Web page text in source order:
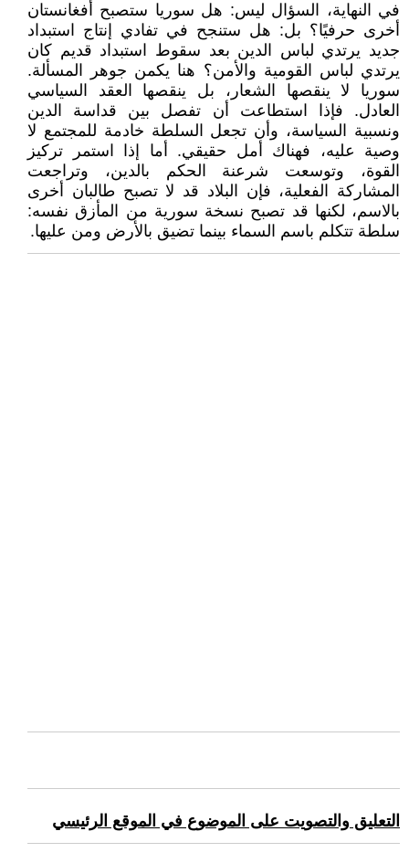
في النهاية، السؤال ليس: هل سوريا ستصبح أفغانستان
أخرى حرفيًا؟ بل: هل ستنجح في تفادي إنتاج استبداد
جديد يرتدي لباس الدين بعد سقوط استبداد قديم كان
يرتدي لباس القومية والأمن؟ هنا يكمن جوهر المسألة.
سوريا لا ينقصها الشعار، بل ينقصها العقد السياسي
العادل. فإذا استطاعت أن تفصل بين قداسة الدين
ونسبية السياسة، وأن تجعل السلطة خادمة للمجتمع لا
وصية عليه، فهناك أمل حقيقي. أما إذا استمر تركيز
القوة، وتوسعت شرعنة الحكم بالدين، وتراجعت
المشاركة الفعلية، فإن البلاد قد لا تصبح طالبان أخرى
بالاسم، لكنها قد تصبح نسخة سورية من المأزق نفسه:
سلطة تتكلم باسم السماء بينما تضيق بالأرض ومن عليها.
التعليق والتصويت على الموضوع في الموقع الرئيسي